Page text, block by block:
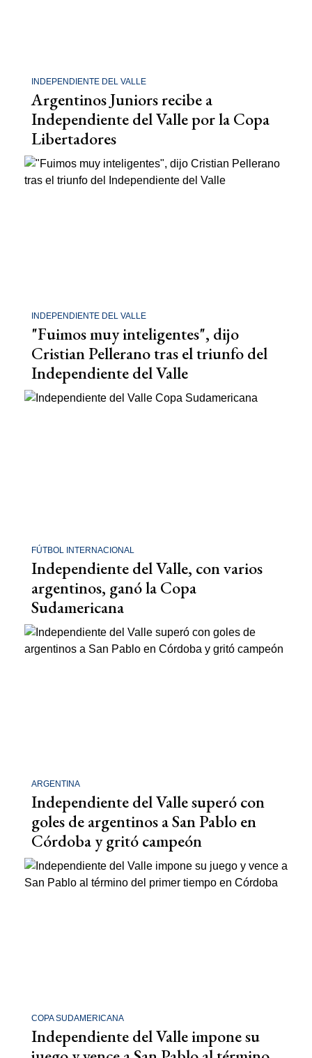
INDEPENDIENTE DEL VALLE
Argentinos Juniors recibe a
Independiente del Valle por la Copa
Libertadores
INDEPENDIENTE DEL VALLE
"Fuimos muy inteligentes", dijo
Cristian Pellerano tras el triunfo del
Independiente del Valle
FÚTBOL INTERNACIONAL
Independiente del Valle, con varios
argentinos, ganó la Copa
Sudamericana
ARGENTINA
Independiente del Valle superó con
goles de argentinos a San Pablo en
Córdoba y gritó campeón
COPA SUDAMERICANA
Independiente del Valle impone su